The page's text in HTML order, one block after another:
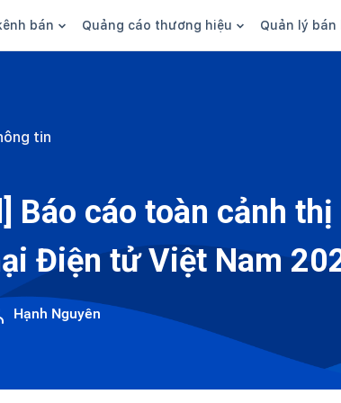
bán
social
sàn
Quảng cáo thương hiệu
Thương hiệu/Brand
Quản lý bán
Tài chính
Nhân viên
tin
Báo cáo toàn cảnh
Điện tử Việt Nam
Hạnh Nguyên